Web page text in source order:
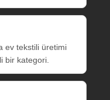
ev tekstili üretimi
bir kategori.